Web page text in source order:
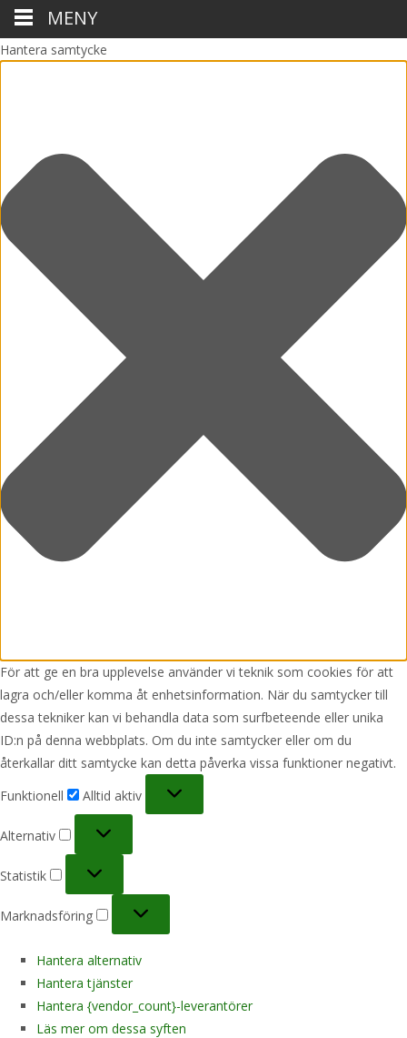
Hantera samtycke
För att ge en bra upplevelse använder vi teknik som cookies för att
lagra och/eller komma åt enhetsinformation. När du samtycker till
dessa tekniker kan vi behandla data som surfbeteende eller unika
ID:n på denna webbplats. Om du inte samtycker eller om du
återkallar ditt samtycke kan detta påverka vissa funktioner negativt.
Funktionell
Alltid aktiv
Alternativ
Statistik
Marknadsföring
Hantera alternativ
Hantera tjänster
Hantera {vendor_count}-leverantörer
Läs mer om dessa syften
MENY